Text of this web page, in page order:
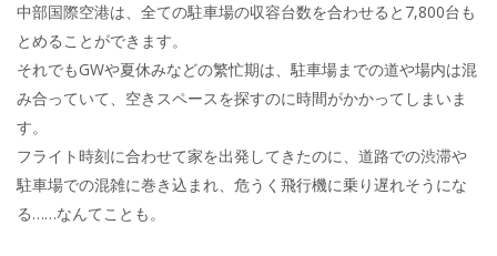
中部国際空港は、全ての駐車場の収容台数を合わせると7,800台も
とめることができます。
それでもGWや夏休みなどの繁忙期は、駐車場までの道や場内は混
み合っていて、空きスペースを探すのに時間がかかってしまいま
す。
フライト時刻に合わせて家を出発してきたのに、道路での渋滞や
駐車場での混雑に巻き込まれ、危うく飛行機に乗り遅れそうにな
る……なんてことも。